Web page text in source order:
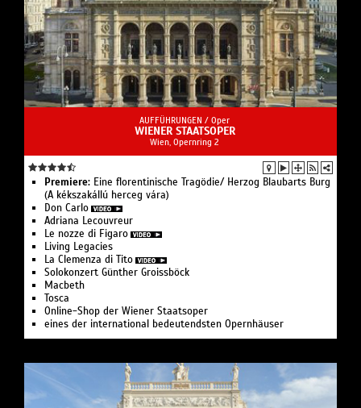
AUFFÜHRUNGEN / Oper
WIENER STAATSOPER
Wien, Opernring 2
Premiere: Eine floren­tinische Tragödie/ Herzog Blaubarts Burg
(A kékszakállú herceg vára)
Don Carlo
Adriana Lecouvreur
Le nozze di Figaro
Living Legacies
La Clemenza di Tito
Solo­konzert Günther Groissböck
Macbeth
Tosca
Online-Shop der Wiener Staatsoper
eines der international bedeutendsten Opernhäuser